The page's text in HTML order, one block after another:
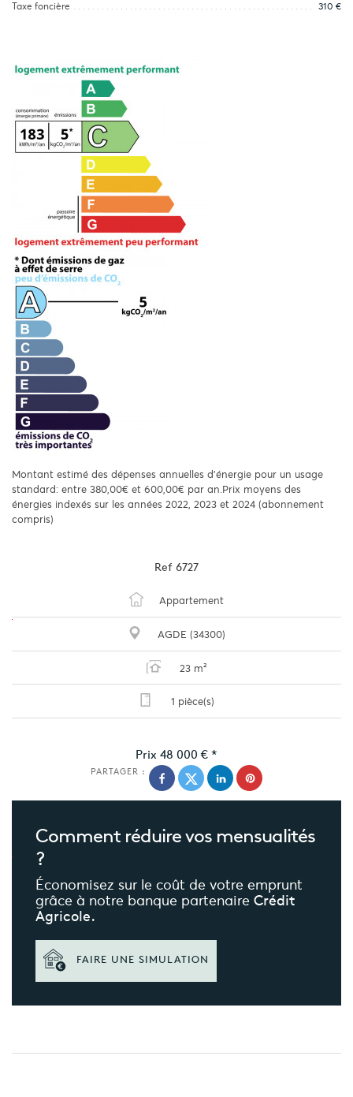
Taxe foncière
310 €
Montant estimé des dépenses annuelles d'énergie pour un usage
standard: entre 380,00€ et 600,00€ par an.Prix moyens des
énergies indexés sur les années 2022, 2023 et 2024 (abonnement
compris)
Ref 6727
Appartement
AGDE (34300)
23 m²
1 pièce(s)
Prix 48 000 € *
PARTAGER :
Comment réduirevos mensualités
?
Économisez sur le coût de votre emprunt
grâce à notre banque partenaire Crédit
Agricole.
FAIRE UNE SIMULATION